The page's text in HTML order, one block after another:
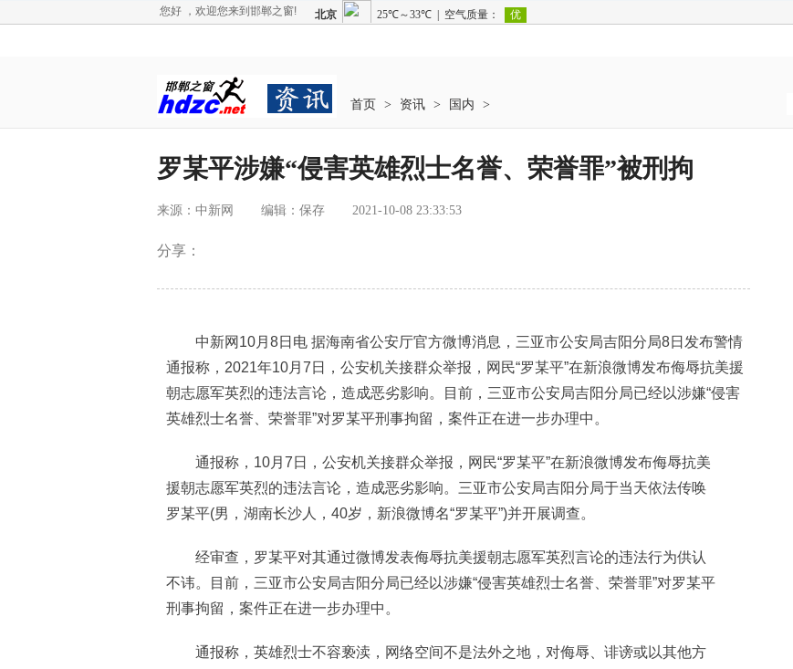
您好 ，欢迎您来到邯郸之窗!
首页 > 资讯 > 国内 >
罗某平涉嫌“侵害英雄烈士名誉、荣誉罪”被刑拘
来源：中新网 编辑：保存 2021-10-08 23:33:53
分享：
中新网10月8日电 据海南省公安厅官方微博消息，三亚市公安局吉阳分局8日发布警情
通报称，2021年10月7日，公安机关接群众举报，网民“罗某平”在新浪微博发布侮辱抗美援
朝志愿军英烈的违法言论，造成恶劣影响。目前，三亚市公安局吉阳分局已经以涉嫌“侵害
英雄烈士名誉、荣誉罪”对罗某平刑事拘留，案件正在进一步办理中。
通报称，10月7日，公安机关接群众举报，网民“罗某平”在新浪微博发布侮辱抗美
援朝志愿军英烈的违法言论，造成恶劣影响。三亚市公安局吉阳分局于当天依法传唤
罗某平(男，湖南长沙人，40岁，新浪微博名“罗某平”)并开展调查。
经审查，罗某平对其通过微博发表侮辱抗美援朝志愿军英烈言论的违法行为供认
不讳。目前，三亚市公安局吉阳分局已经以涉嫌“侵害英雄烈士名誉、荣誉罪”对罗某平
刑事拘留，案件正在进一步办理中。
通报称，英雄烈士不容亵渎，网络空间不是法外之地，对侮辱、诽谤或以其他方